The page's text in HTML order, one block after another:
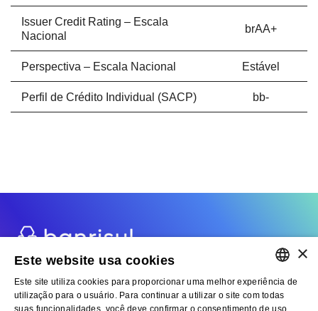
Issuer Credit Rating – Escala
Nacional
brAA+
Perspectiva – Escala Nacional Estável
Perfil de Crédito Individual (SACP) bb-
Fale com RI Cadastre-se no Mailing
PORTUGUESE
×
Este website usa cookies
Este site utiliza cookies para proporcionar uma melhor experiência de
utilização para o usuário. Para continuar a utilizar o site com todas
suas funcionalidades, você deve confirmar o consentimento de uso